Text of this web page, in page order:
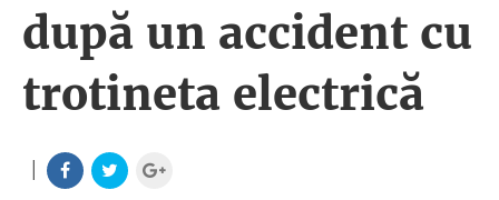
după un accident cu
trotineta electrică
|